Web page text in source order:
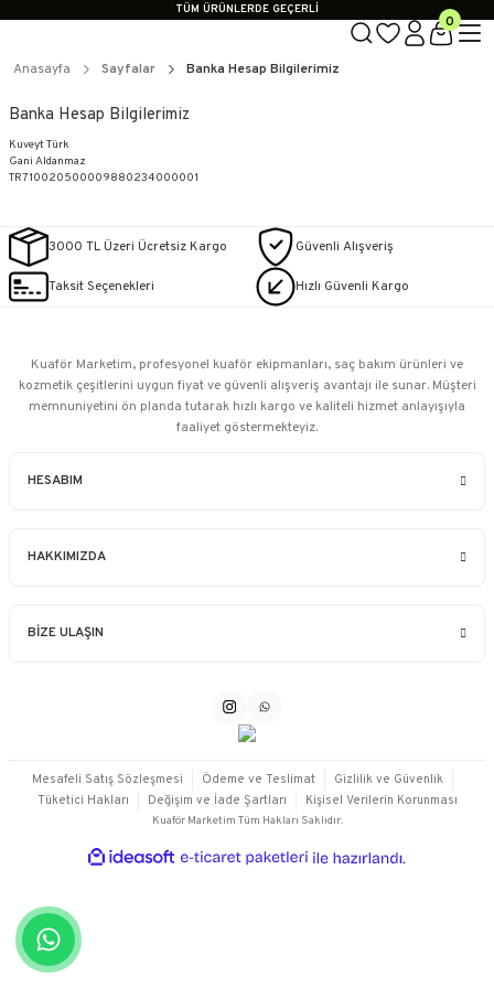
TÜM ÜRÜNLERDE GEÇERLİ
TÜM ÜRÜNLERDE GEÇERLİ
KAPIDA ÖDEME SEÇENEĞİ
0
Anasayfa Sayfalar Banka Hesap Bilgilerimiz
Banka Hesap Bilgilerimiz
Kuveyt Türk
Gani Aldanmaz
TR710020500009880234000001
3000 TL Üzeri Ücretsiz Kargo Güvenli Alışveriş
Taksit Seçenekleri Hızlı Güvenli Kargo
HESABIM
HAKKIMIZDA
BİZE ULAŞIN
Kuaför Marketim, profesyonel kuaför ekipmanları, saç bakım ürünleri ve
kozmetik çeşitlerini uygun fiyat ve güvenli alışveriş avantajı ile sunar. Müşteri
memnuniyetini ön planda tutarak hızlı kargo ve kaliteli hizmet anlayışıyla
faaliyet göstermekteyiz.
Kuaför Marketim Tüm Hakları Saklıdır.
Mesafeli Satış Sözleşmesi Ödeme ve Teslimat
Gizlilik ve Güvenlik
Tüketici Hakları
Değişim ve İade Şartları Kişisel Verilerin Korunması
ideasoft
e-